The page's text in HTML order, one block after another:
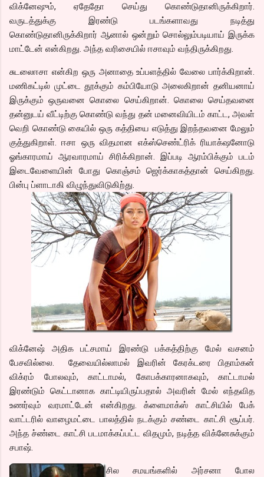
விக்னேஷும், ஏதேதோ செய்து கொண்டுதானிருக்கிறார்.
வருடத்துக்கு இரண்டு படங்களாவது நடித்து
கொண்டுதானிருக்கிறார் ஆனால் ஒன்றும் சொல்லும்படியாய் இருக்க
மாட்டேன் என்கிறது. அந்த வரிசையில் ஈசாவும் வந்திருக்கிறது.
சுடலைஈசா என்கிற ஒரு அனாதை உப்பளத்தில் வேலை பார்க்கிறான்.
மணிகட்டில் முட்டை தூக்கும் கம்பியோடு அலைகிறான் தனியனாய்
இருக்கும் ஒருவனை கொலை செய்கிறான். கொலை செய்தவனை
தன்னுடய் வீட்டிற்கு கொண்டு வந்து தன் மனைவியிடம் காட்ட, அவள்
வெறி கொண்டு கையில் ஒரு கத்தியை எடுத்து இறந்தவனை மேலும்
குத்துகிறாள். ஈசா ஒரு விதமான எக்ஸ்செண்ட்ரிக் ரியாக்‌ஷனோடு
ஓங்காரமாய் ஆரவாரமாய் சிரிக்கிறான். இப்படி ஆரம்பிக்கும் படம்
இடைவேளையின் போது கொஞ்சம் ஜெர்க்காகத்தான் செய்கிறது.
பின்பு ப்ளாடாகி விழுந்துவிடுகிற்து.
விக்னேஷ் அதிக பட்சமாய் இரண்டு பக்கத்திற்கு மேல் வசனம்
பேசவில்லை. தேவையில்லாமல் இவரின் கேரக்டரை பிதாம்கன்
விக்ரம் போலவும், காட்டாமல், கோபக்காரனாகவும், காட்டாமல்
இரண்டும் கெட்டானாக காட்டியிருப்பதால் அவரின் மேல் எந்தவித
உணர்வும் வரமாட்டேன் என்கிறது. க்ளைமாக்ஸ் காட்சியில் பேக்
வாட்டரில் வாழைமட்டை பாலத்தில் நடக்கும் சண்டை காட்சி சூப்பர்.
அந்த ச்ண்டை காட்சி படமாக்கப்பட்ட விதமும், நடித்த விக்னேசுக்கும்
சபாஷ்.
சில சமயங்களில் அர்சனா போல